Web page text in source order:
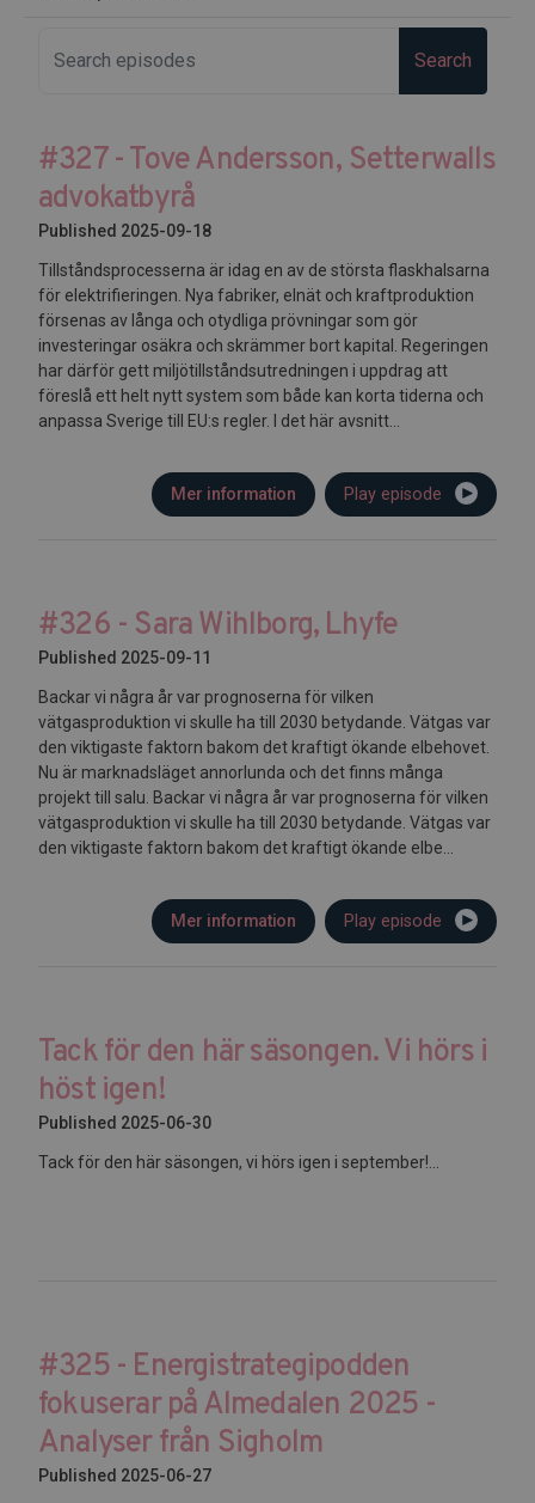
Search
#327 - Tove Andersson, Setterwalls
advokatbyrå
Published 2025-09-18
Tillståndsprocesserna är idag en av de största flaskhalsarna
för elektrifieringen. Nya fabriker, elnät och kraftproduktion
försenas av långa och otydliga prövningar som gör
investeringar osäkra och skrämmer bort kapital. Regeringen
har därför gett miljötillståndsutredningen i uppdrag att
föreslå ett helt nytt system som både kan korta tiderna och
anpassa Sverige till EU:s regler. I det här avsnitt...
Play episode
Mer information
#326 - Sara Wihlborg, Lhyfe
Published 2025-09-11
Backar vi några år var prognoserna för vilken
vätgasproduktion vi skulle ha till 2030 betydande. Vätgas var
den viktigaste faktorn bakom det kraftigt ökande elbehovet.
Nu är marknadsläget annorlunda och det finns många
projekt till salu. Backar vi några år var prognoserna för vilken
vätgasproduktion vi skulle ha till 2030 betydande. Vätgas var
den viktigaste faktorn bakom det kraftigt ökande elbe...
Play episode
Mer information
Tack för den här säsongen. Vi hörs i
höst igen!
Published 2025-06-30
Tack för den här säsongen, vi hörs igen i september!...
#325 - Energistrategipodden
fokuserar på Almedalen 2025 -
Analyser från Sigholm
Published 2025-06-27